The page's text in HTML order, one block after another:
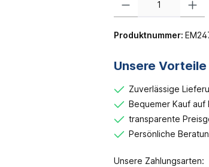
Produktnummer:
Unsere Vorteile
Zuverlässige
Bequemer Kauf auf
transparente
Persönliche
Unsere Zahlungsarten: